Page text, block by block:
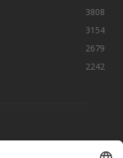
3808
3154
2679
2242